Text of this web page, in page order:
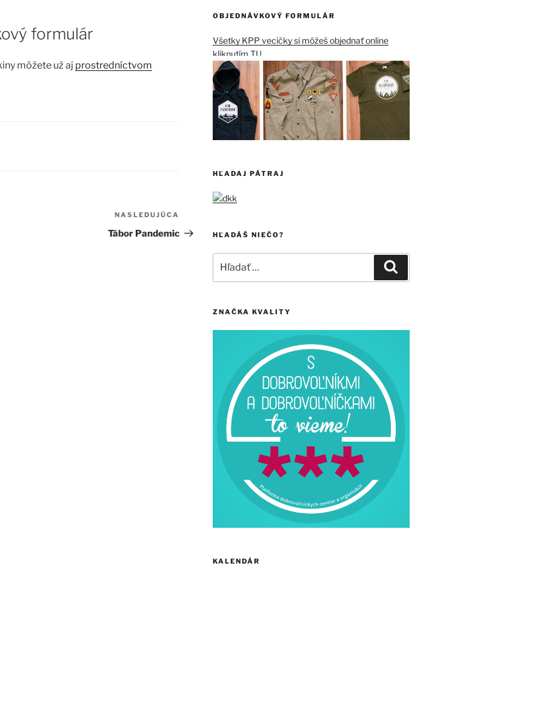
formulár
môžete už aj prostredníctvom
článok
NASLEDUJÚCA
Tábor Pandemic
OBJEDNÁVKOVÝ FORMULÁR
Všetky KPP vecičky si môžeš objednať online
kliknutím TU
HĽADAJ PÁTRAJ
HĽADÁŠ NIEČO?
ZNAČKA KVALITY
KALENDÁR